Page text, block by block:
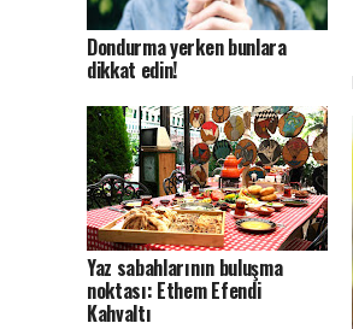
Dondurma yerken bunlara
dikkat edin!
Yaz sabahlarının buluşma
noktası: Ethem Efendi
Kahvaltı